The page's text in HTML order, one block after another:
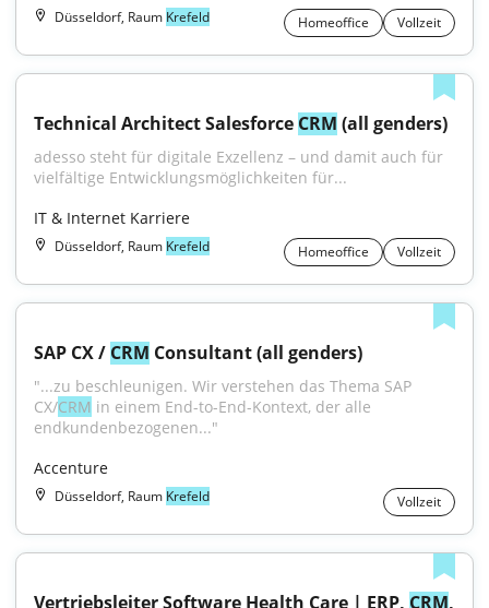
Düsseldorf, Raum Krefeld Homeoffice Vollzeit
Technical Architect Salesforce CRM (all genders)
adesso steht für digitale Exzellenz – und damit auch für
vielfältige Entwicklungsmöglichkeiten für...
IT & Internet Karriere
Düsseldorf, Raum Krefeld Homeoffice Vollzeit
SAP CX / CRM Consultant (all genders)
"...zu beschleunigen. Wir verstehen das Thema SAP
CX/CRM in einem End-to-End-Kontext, der alle
endkundenbezogenen..."
Accenture
Düsseldorf, Raum Krefeld Vollzeit
Vertriebsleiter Software Health Care | ERP, CRM,